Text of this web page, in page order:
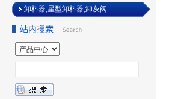
卸料器,星型卸料器,卸灰阀